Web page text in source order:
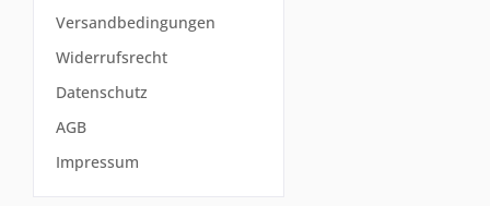
Versandbedingungen
Widerrufsrecht
Datenschutz
AGB
Impressum